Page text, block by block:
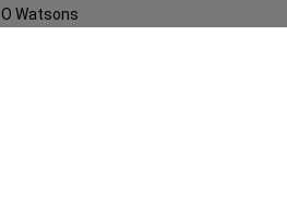
О Watsons